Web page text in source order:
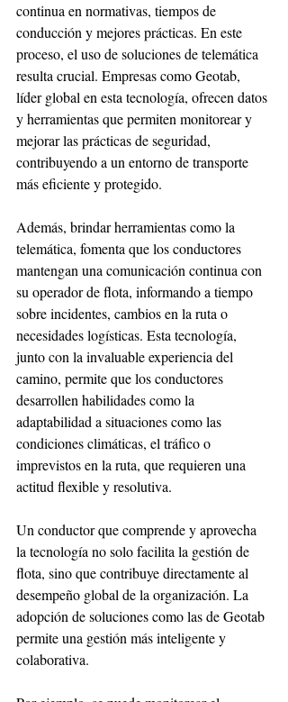
continua en normativas, tiempos de
conducción y mejores prácticas. En este
proceso, el uso de soluciones de telemática
resulta crucial. Empresas como Geotab,
líder global en esta tecnología, ofrecen datos
y herramientas que permiten monitorear y
mejorar las prácticas de seguridad,
contribuyendo a un entorno de transporte
más eficiente y protegido.
Además, brindar herramientas como la
telemática, fomenta que los conductores
mantengan una comunicación continua con
su operador de flota, informando a tiempo
sobre incidentes, cambios en la ruta o
necesidades logísticas. Esta tecnología,
junto con la invaluable experiencia del
camino, permite que los conductores
desarrollen habilidades como la
adaptabilidad a situaciones como las
condiciones climáticas, el tráfico o
imprevistos en la ruta, que requieren una
actitud flexible y resolutiva.
Un conductor que comprende y aprovecha
la tecnología no solo facilita la gestión de
flota, sino que contribuye directamente al
desempeño global de la organización. La
adopción de soluciones como las de Geotab
permite una gestión más inteligente y
colaborativa.